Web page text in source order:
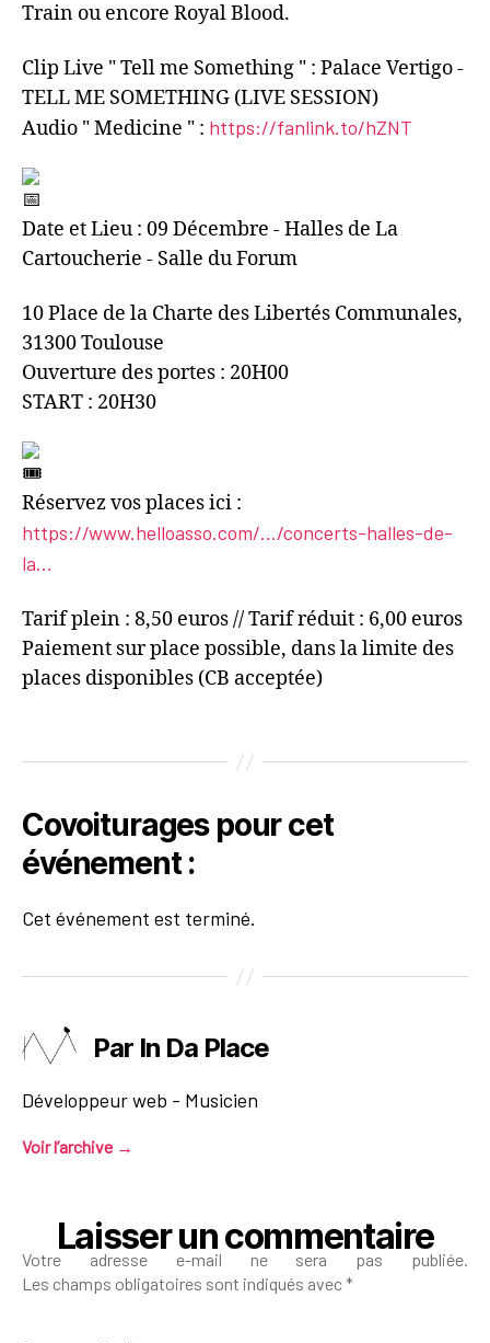
Train ou encore Royal Blood.
Clip Live " Tell me Something " : Palace Vertigo -
TELL ME SOMETHING (LIVE SESSION)
Audio " Medicine " : https://fanlink.to/hZNT
Date et Lieu : 09 Décembre - Halles de La
Cartoucherie - Salle du Forum
10 Place de la Charte des Libertés Communales,
31300 Toulouse
Ouverture des portes : 20H00
START : 20H30
Réservez vos places ici :
https://www.helloasso.com/.../concerts-halles-de-
la...
Tarif plein : 8,50 euros // Tarif réduit : 6,00 euros
Paiement sur place possible, dans la limite des
places disponibles (CB acceptée)
Covoiturages pour cet
événement :
Cet événement est terminé.
Par In Da Place
Développeur web - Musicien
Voir l’archive →
Laisser un commentaire
Votre adresse e-mail ne sera pas publiée.
Les champs obligatoires sont indiqués avec*